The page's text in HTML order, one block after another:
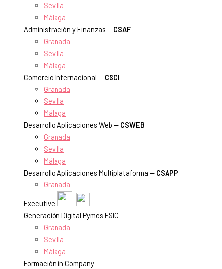
Sevilla
Málaga
Administración y Finanzas — CSAF
Granada
Sevilla
Málaga
Comercio Internacional — CSCI
Granada
Sevilla
Málaga
Desarrollo Aplicaciones Web — CSWEB
Granada
Sevilla
Málaga
Desarrollo Aplicaciones Multiplataforma — CSAPP
Granada
Executive
Generación Digital Pymes ESIC
Granada
Sevilla
Málaga
Formación in Company